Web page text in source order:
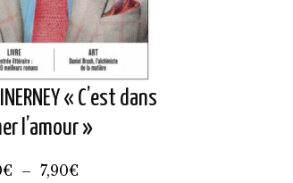
« C’est dans
l’amour »
€ – 7,90€